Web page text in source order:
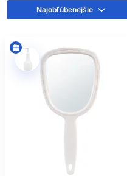
Najobľúbenejšie